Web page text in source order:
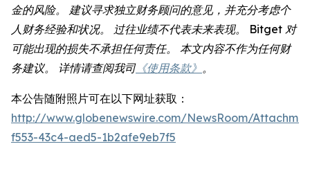
金的风险。 建议寻求独立财务顾问的意见，并充分考虑个
人财务经验和状况。 过往业绩不代表未来表现。 Bitget 对
可能出现的损失不承担任何责任。 本文内容不作为任何财
务建议。 详情请查阅我司《使用条款》 。
本公告随附照片可在以下网址获取：
http://www.globenewswire.com/NewsRoom/
f553-43c4-aed5-1b2afe9eb7f5